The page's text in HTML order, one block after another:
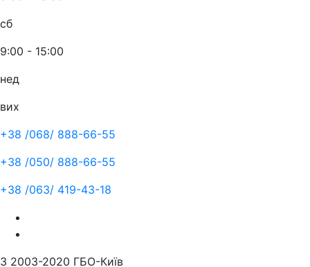
сб
9:00 - 15:00
нед
вих
+38 /068/ 888-66-55
+38 /050/ 888-66-55
+38 /063/ 419-43-18
З 2003-2020 ГБО-Київ